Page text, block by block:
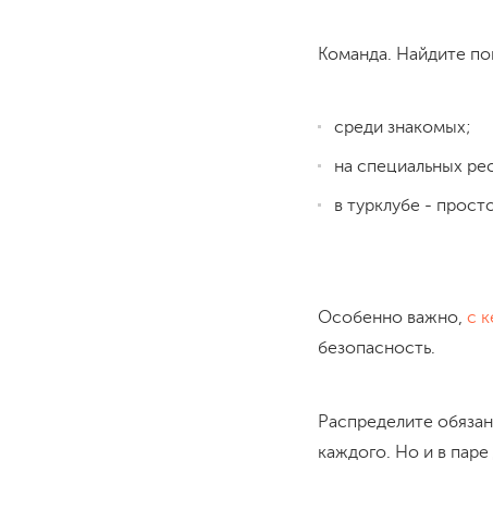
Команда. Найдите
среди знакомых;
на специальных
в турклубе -
Особенно важно, с
безопасность.
Распределите
каждого. Но и в